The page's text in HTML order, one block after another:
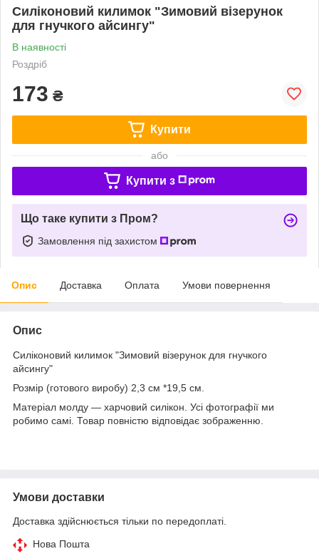
Силіконовий килимок "Зимовий візерунок
для гнучкого айсингу"
В наявності
Роздріб
173 ₴
Купити
або
Купити з
Що таке купити з Пром?
Замовлення під захистом
Опис Доставка Оплата Умови повернення
Опис
Силіконовий килимок "Зимовий візерунок для гнучкого
айсингу"
Розмір (готового виробу) 2,3 см *19,5 см.
Матеріал молду — харчовий силікон. Усі фотографії ми
робимо самі. Товар повністю відповідає зображенню.
Умови доставки
Доставка здійснюється тільки по передоплаті.
Нова Пошта